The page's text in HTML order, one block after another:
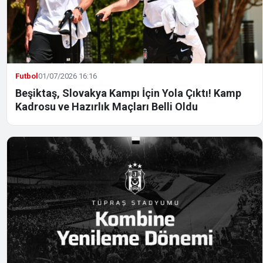
Futbol01/07/2026 16:16
Beşiktaş, Slovakya Kampı İçin Yola Çıktı! Kamp
Kadrosu ve Hazırlık Maçları Belli Oldu